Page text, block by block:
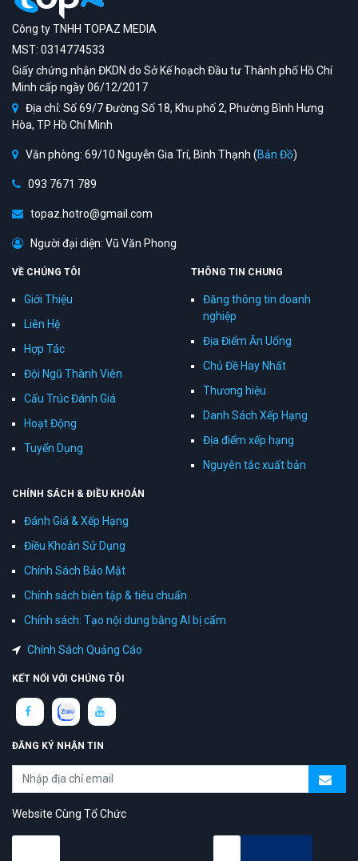
Công ty TNHH TOPAZ MEDIA
MST: 0314774533
Giấy chứng nhận ĐKDN do Sở Kế hoạch Đầu tư Thành phố Hồ Chí
Minh cấp ngày 06/12/2017
Địa chỉ: Số 69/7 Đường Số 18, Khu phố 2, Phường Bình Hưng
Hòa, TP Hồ Chí Minh
Văn phòng: 69/10 Nguyễn Gia Trí, Bình Thạnh (Bản Đồ)
093 7671 789
topaz.hotro@gmail.com
Người đại diện: Vũ Văn Phong
VỀ CHÚNG TÔI
Giới Thiệu
Liên Hệ
Hợp Tác
Đội Ngũ Thành Viên
Cấu Trúc Đánh Giá
Hoạt Động
Tuyển Dụng
THÔNG TIN CHUNG
Đăng thông tin doanh
nghiệp
Địa Điểm Ăn Uống
Chủ Đề Hay Nhất
Thương hiệu
Danh Sách Xếp Hạng
Địa điểm xếp hạng
Nguyên tắc xuất bản
CHÍNH SÁCH & ĐIỀU KHOẢN
Đánh Giá & Xếp Hạng
Điều Khoản Sử Dụng
Chính Sách Bảo Mật
Chính sách biên tập & tiêu chuẩn
Chính sách: Tạo nội dung bằng AI bị cấm
Chính Sách Quảng Cáo
KẾT NỐI VỚI CHÚNG TÔI
ĐĂNG KÝ NHẬN TIN
Website Cùng Tổ Chức